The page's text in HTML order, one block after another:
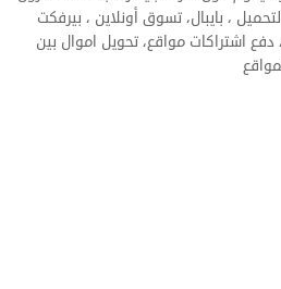
، بايبال، تسوق أونلاين ، بيرفكت
دفع اشتراكات مواقع، تحويل اموال بين